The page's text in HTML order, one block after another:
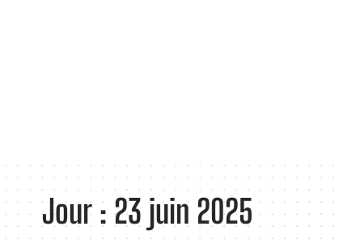
Jour : 23 juin 2025